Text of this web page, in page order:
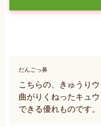
だんごっ鼻
こちらの、きゅうり
曲がりくねったキュ
できる優れものです。